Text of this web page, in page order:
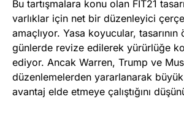
Bu tartışmalara konu olan FIT21
varlıklar için net bir düzenleyici
amaçlıyor. Yasa koyucular, tasarının
günlerde revize edilerek yürürlüğe
ediyor. Ancak Warren, Trump ve
düzenlemelerden yararlanarak
avantaj elde etmeye çalıştığını